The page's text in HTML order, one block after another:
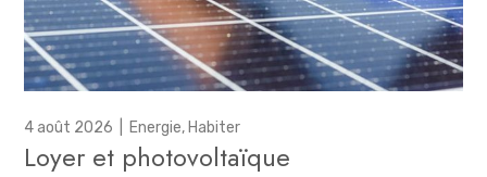
4 août 2026 Energie, Habiter
Loyer et photovoltaïque